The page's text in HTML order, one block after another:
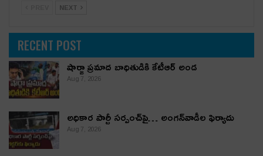
NEXT
RECENT POST
షార్జా ప్రమాద బాధితుడికి కేటీఆర్ అండ
Aug 7, 2026
అధికార పార్టీ స‌ర్పంచ్‌పై… అంగ‌న్‌వాడీల ఫిర్యాదు
Aug 7, 2026